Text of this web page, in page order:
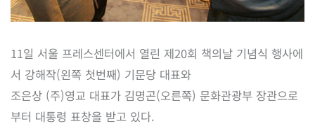
11일 서울 프레스센터에서 열린 제20회 책의날 기념식 행사에
서 강해작(왼쪽 첫번째) 기문당 대표와
조은상 (주)영교 대표가 김명곤(오른쪽) 문화관광부 장관으로
부터 대통령 표창을 받고 있다.